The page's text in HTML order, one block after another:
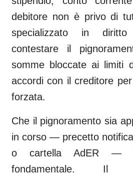
debitore non è privo di
specializzato in
contestare il
somme bloccate ai limiti
accordi con il creditore
forzata.
Che il pignoramento sia
in corso — precetto
o cartella AdER —
fondamentale. Il